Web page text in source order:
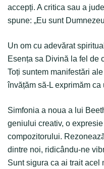
accepți. A critica sau a
spune: „Eu sunt
Un om cu adevărat
Esența sa Divină la fel de
Toți suntem manifestări
învățăm să-L exprimăm ca
Simfonia a noua a lui
geniului creativ, o
compozitorului.
dintre noi, ridicându-ne
Sunt sigura ca ai trait acel